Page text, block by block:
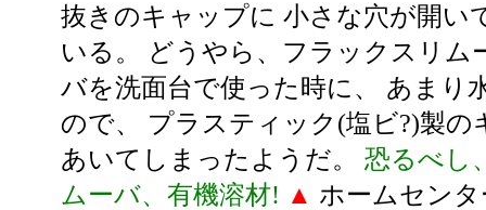
抜きのキャップに 小さな穴が開い
いる。 どうやら、フラックスリム
バを洗面台で使った時に、 あまり
ので、 プラスティック(塩ビ?)製の
あいてしまったようだ。 恐るべし
ムーバ、有機溶材! ▲ ホームセン